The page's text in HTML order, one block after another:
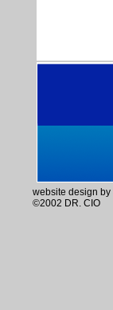
website design by
©2002 DR. CIO